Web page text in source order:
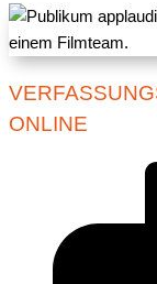
ONLINE